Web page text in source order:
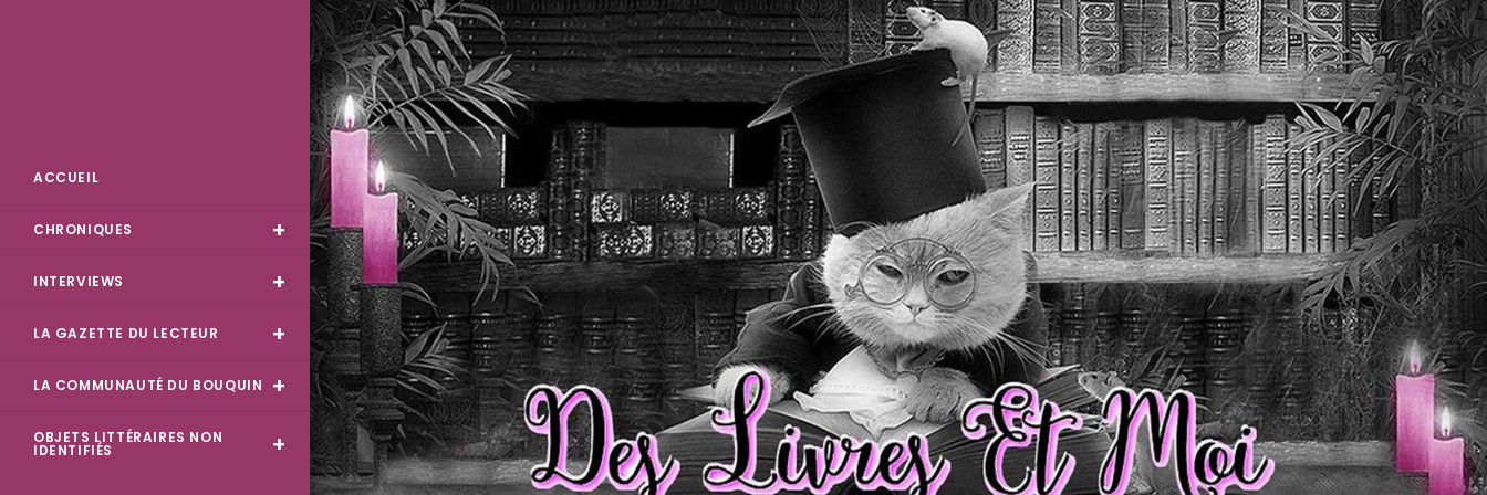
Skip
to
content
ACCUEIL
CHRONIQUES
INTERVIEWS
LA GAZETTE DU LECTEUR
LA COMMUNAUTÉ DU BOUQUIN
OBJETS LITTÉRAIRES NON
IDENTIFIÉS